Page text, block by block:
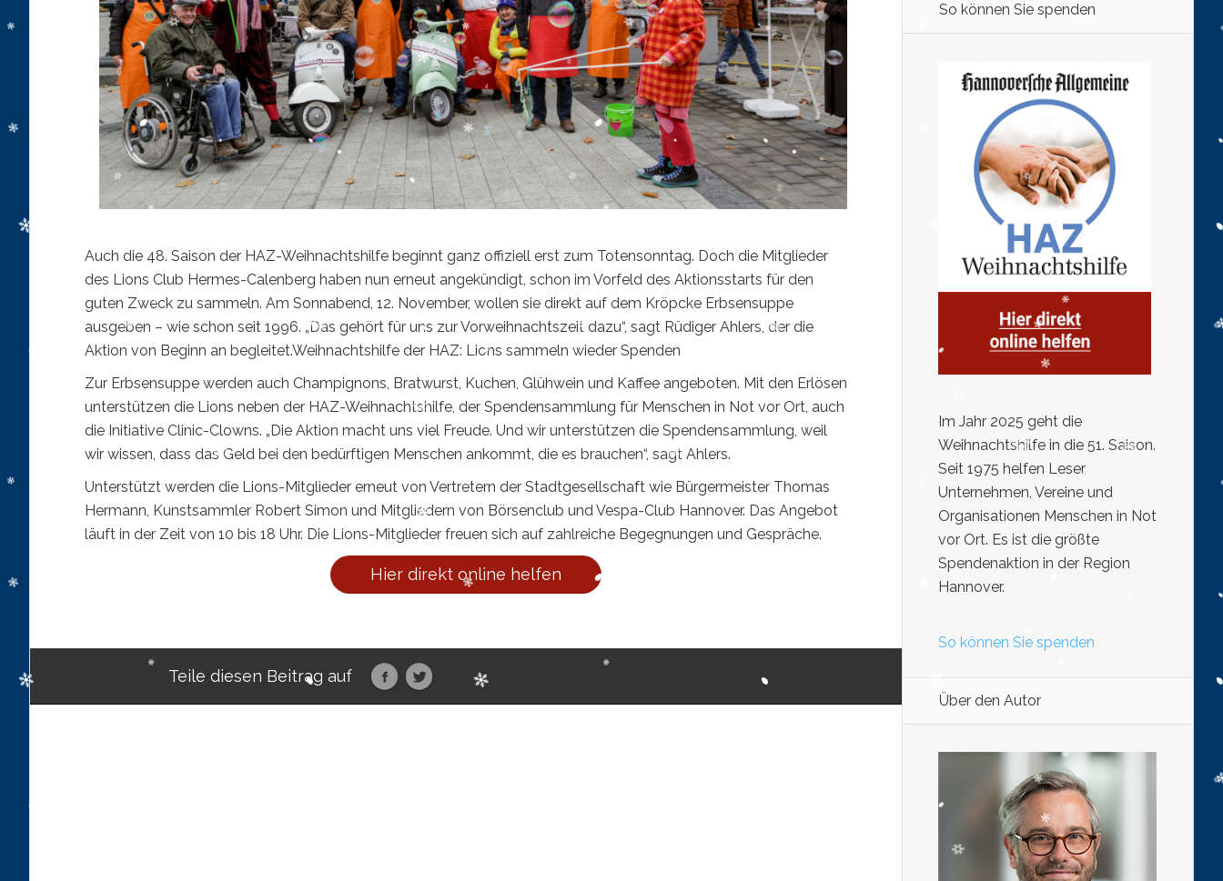
Auch die 48. Saison der HAZ-Weihnachtshilfe beginnt ganz offiziell erst zum Totensonntag. Doch die Mitglieder
des Lions Club Hermes-Calenberg haben nun erneut angekündigt, schon im Vorfeld des Aktionsstarts für den
guten Zweck zu sammeln. Am Sonnabend, 12. November, wollen sie direkt auf dem Kröpcke Erbsensuppe
ausgeben – wie schon seit 1996. „Das gehört für uns zur Vorweihnachtszeit dazu“, sagt Rüdiger Ahlers, der die
Aktion von Beginn an begleitet.Weihnachtshilfe der HAZ: Lions sammeln wieder Spenden
Zur Erbsensuppe werden auch Champignons, Bratwurst, Kuchen, Glühwein und Kaffee angeboten. Mit den Erlösen
unterstützen die Lions neben der HAZ-Weihnachtshilfe, der Spendensammlung für Menschen in Not vor Ort, auch
die Initiative Clinic-Clowns. „Die Aktion macht uns viel Freude. Und wir unterstützen die Spendensammlung, weil
wir wissen, dass das Geld bei den bedürftigen Menschen ankommt, die es brauchen“, sagt Ahlers.
Unterstützt werden die Lions-Mitglieder erneut von Vertretern der Stadtgesellschaft wie Bürgermeister Thomas
Hermann, Kunstsammler Robert Simon und Mitgliedern von Börsenclub und Vespa-Club Hannover. Das Angebot
läuft in der Zeit von 10 bis 18 Uhr. Die Lions-Mitglieder freuen sich auf zahlreiche Begegnungen und Gespräche.
Hier direkt online helfen
Teile diesen Beitrag auf
So können Sie spenden
Im Jahr 2025 geht die
Weihnachtshilfe in die 51. Saison.
Seit 1975 helfen Leser,
Unternehmen, Vereine und
Organisationen Menschen in Not
vor Ort. Es ist die größte
Spendenaktion in der Region
Hannover.
So können Sie spenden
Über den Autor